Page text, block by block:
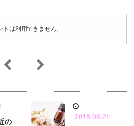
トは利用できません。
の
2018.06.21